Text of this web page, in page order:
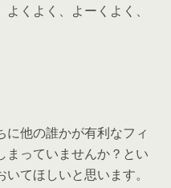
くよく、よーくよく、
に他の誰かが有利なフィ
まっていませんか？とい
てほしいと思います。